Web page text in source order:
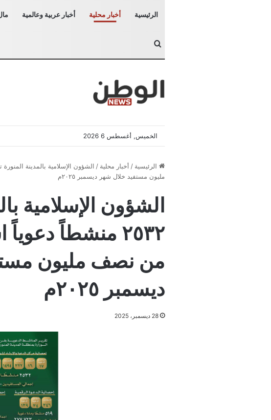
الرئيسية أخبار محلية أخبار عربية وعالمية
بحث عن
الخميس, أغسطس 6 2026
الرئيسية / أخبار محلية /
مليون مستفيد خلال شهر ديسمبر ٢٠٢٥م
الشؤون الإسلامية
٢٥٣٢ منشطاً
من نصف مليون
ديسمبر ٢٠٢٥م
28 ديسمبر، 2025